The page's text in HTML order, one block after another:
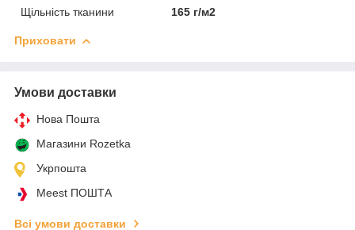
Щільність тканини
165 г/м2
Приховати
Умови доставки
Нова Пошта
Магазини Rozetka
Укрпошта
Meest ПОШТА
Всі умови доставки